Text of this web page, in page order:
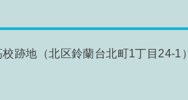
校跡地（北区鈴蘭台北町1丁目24-1）